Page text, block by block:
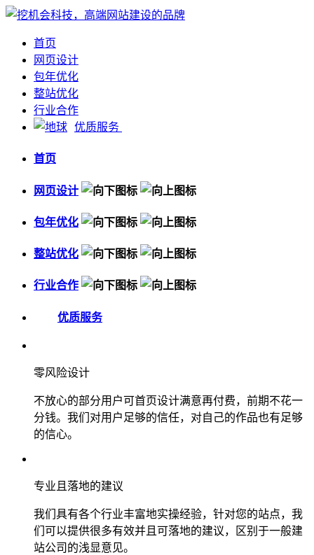
首页
网页设计
包年优化
整站优化
行业合作
优质服务
首页
网页设计
包年优化
整站优化
行业合作
优质服务
零风险设计
不放心的部分用户可首页设计满意再付费，前期不花一
分钱。我们对用户足够的信任，对自己的作品也有足够
的信心。
专业且落地的建议
我们具有各个行业丰富地实操经验，针对您的站点，我
们可以提供很多有效并且可落地的建议，区别于一般建
站公司的浅显意见。